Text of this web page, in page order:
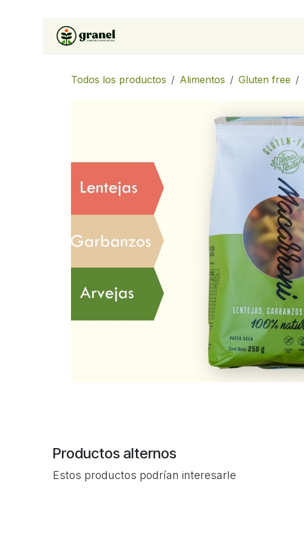
Ir al contenido
Todos los productos Alimentos Gluten free
Productos alternos
Estos productos podrían interesarle